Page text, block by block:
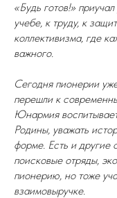
«Будь готов!»
учебе, к труду, к
коллективизма, где
важного.
Сегодня пионерии
перешли к
Юнармия
Родины, уважать
форме. Есть и другие
поисковые отряды,
пионерию, но тоже
взаимовыручке.